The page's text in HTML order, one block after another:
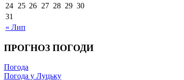
« Лип
24 25 26 27 28 29 30
31
ПРОГНОЗ ПОГОДИ
Погода
Погода у Луцьку